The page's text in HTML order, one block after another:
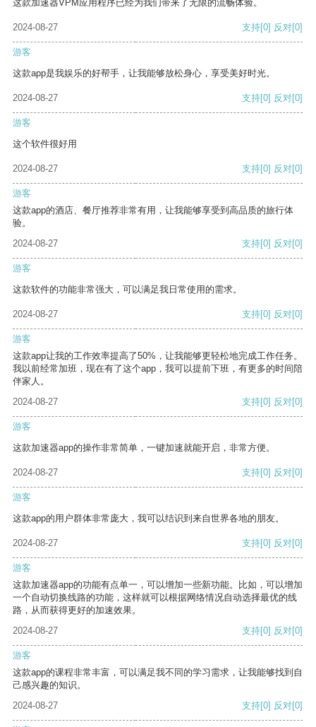
这款加速器VPM应用程序已经为我们带来了无限的流畅体验。
2024-08-27 支持[0] 反对[0]
游客
这款app是我娱乐的好帮手，让我能够放松身心，享受美好时光。
2024-08-27 支持[0] 反对[0]
游客
这个软件很好用
2024-08-27 支持[0] 反对[0]
游客
这款app的酒店、餐厅推荐非常有用，让我能够享受到高品质的旅行体
验。
2024-08-27
支持[0] 反对[0]
游客
这款软件的功能非常强大，可以满足我日常使用的需求。
2024-08-27 支持[0] 反对[0]
游客
这款app让我的工作效率提高了50%，让我能够更轻松地完成工作任务。
我以前经常加班，现在有了这个app，我可以提前下班，有更多的时间陪
伴家人。
2024-08-27
支持[0] 反对[0]
游客
这款加速器app的操作非常简单，一键加速就能开启，非常方便。
2024-08-27 支持[0] 反对[0]
游客
这款app的用户群体非常庞大，我可以结识到来自世界各地的朋友。
2024-08-27 支持[0] 反对[0]
游客
这款加速器app的功能有点单一，可以增加一些新功能。比如，可以增加
一个自动切换线路的功能，这样就可以根据网络情况自动选择最优的线
路，从而获得更好的加速效果。
2024-08-27
支持[0] 反对[0]
游客
这款app的课程非常丰富，可以满足我不同的学习需求，让我能够找到自
己感兴趣的知识。
2024-08-27
支持[0] 反对[0]